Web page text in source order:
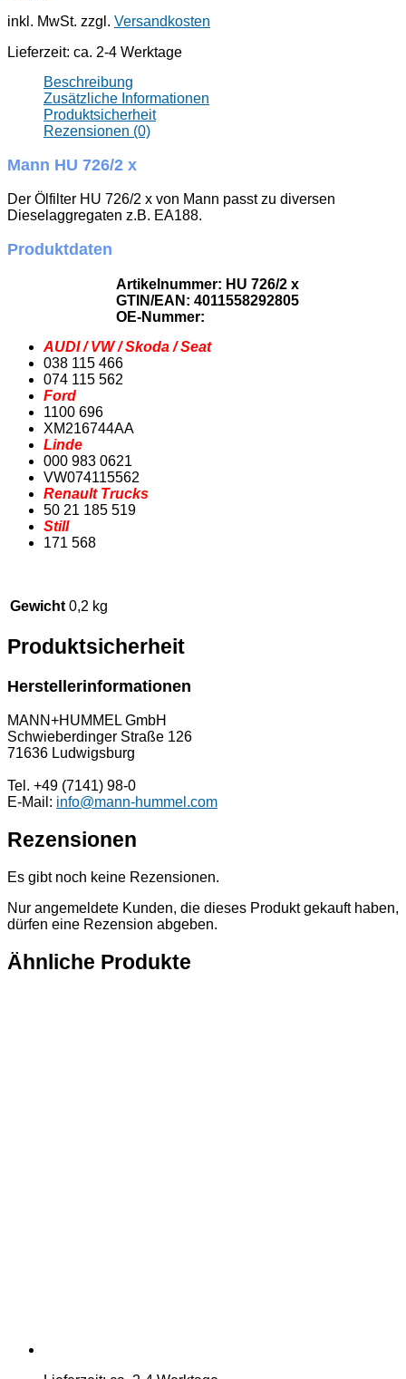
inkl. MwSt. zzgl. Versandkosten
Lieferzeit: ca. 2-4 Werktage
Beschreibung
Zusätzliche Informationen
Produktsicherheit
Rezensionen (0)
Mann HU 726/2 x
Der Ölfilter HU 726/2 x von Mann passt zu diversen
Dieselaggregaten z.B. EA188.
Produktdaten
Artikelnummer: HU 726/2 x
GTIN/EAN: 4011558292805
OE-Nummer:
AUDI / VW / Skoda / Seat
038 115 466
074 115 562
Ford
1100 696
XM216744AA
Linde
000 983 0621
VW074115562
Renault Trucks
50 21 185 519
Still
171 568
Gewicht 0,2 kg
Produktsicherheit
Herstellerinformationen
MANN+HUMMEL GmbH
Schwieberdinger Straße 126
71636 Ludwigsburg
Tel. +49 (7141) 98-0
E-Mail: info@mann-hummel.com
Rezensionen
Es gibt noch keine Rezensionen.
Nur angemeldete Kunden, die dieses Produkt gekauft haben,
dürfen eine Rezension abgeben.
Ähnliche Produkte